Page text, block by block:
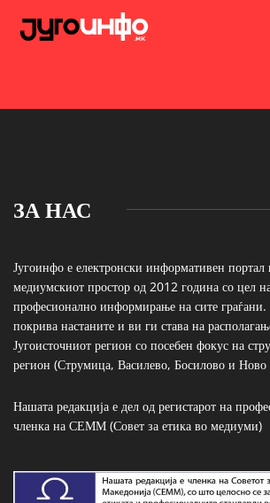
ЗА НАС
Југоинфо е електронски информативен портал
медиумскиот простор од 2012 година со цел
професионално информирање на сите граѓани.
покрива настаните и ви ги става на
Југоисточниот регион со посебен фокус на
регион (Струмица, Василево, Босилово и Ново
Нашата редакција е дел од регистарот на
членка на СЕММ (Совет за етика во медиуми)